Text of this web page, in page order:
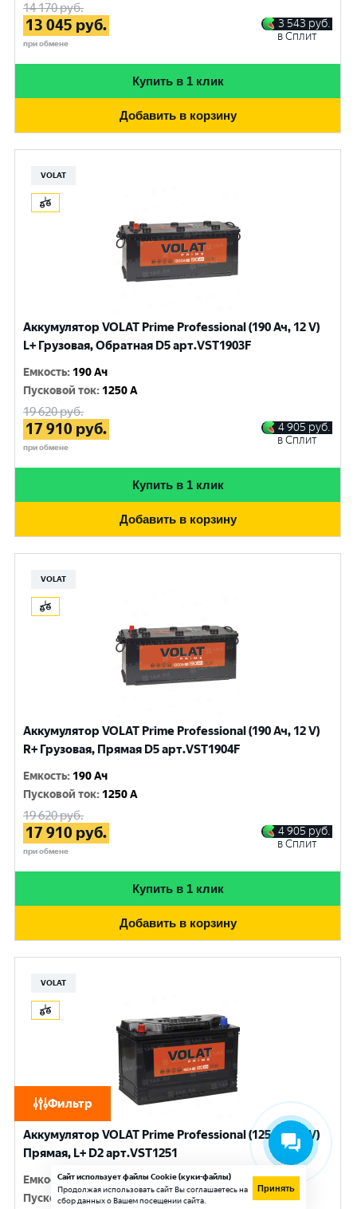
Фильтр
14 170руб.
13 045 руб.
при обмене
3 543 руб.
в Сплит
Купить в 1 клик
Добавить в корзину
VOLAT
Аккумулятор VOLAT Prime Professional (190 Ач, 12 V)
L+ Грузовая, Обратная D5 арт.VST1903F
Емкость: 190 Ач
Пусковой ток: 1250 A
19 620руб.
17 910 руб.
при обмене
4 905 руб.
в Сплит
Купить в 1 клик
Добавить в корзину
VOLAT
Аккумулятор VOLAT Prime Professional (190 Ач, 12 V)
R+ Грузовая, Прямая D5 арт.VST1904F
Емкость: 190 Ач
Пусковой ток: 1250 A
19 620руб.
17 910 руб.
при обмене
4 905 руб.
в Сплит
Купить в 1 клик
Добавить в корзину
VOLAT
Аккумулятор VOLAT Prime Professional (125 Ач, 12 V)
Прямая, L+ D2 арт.VST1251
Емкость:125 Ач
Пусковой ток:950 A
Сайт использует файлы Cookie (куки-файлы)
Продолжая использовать сайт Вы соглашаетесь на
сбор данных о Вашем посещении сайта.
Принять